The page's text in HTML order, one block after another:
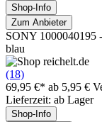
Shop-Info
Zum Anbieter
SONY 1000040195
blau
(18)
69,95 €* ab 5,95 €
Lieferzeit: ab Lager
Shop-Info